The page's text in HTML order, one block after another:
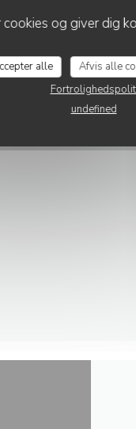
og giver dig
alle Afvis alle
undefined